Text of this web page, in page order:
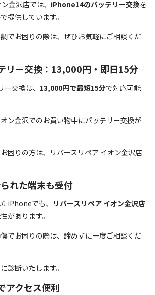
金沢店では、 iPhone14のバッテリー交換を
提供しています。
でお困りの際は、ぜひお気軽にご相談くだ
リー交換：13,000円・即日15分
交換は、 13,000円で最短15分で対応可能
ン金沢でのお買い物中にバッテリー交換が
困りの方は、リバースリペア イオン金沢店
れた端末も受付
iPhoneでも、 リバースリペア イオン金沢店
があります。
でお困りの際は、諦めずに一度ご相談くだ
診断いたします。
アクセス便利